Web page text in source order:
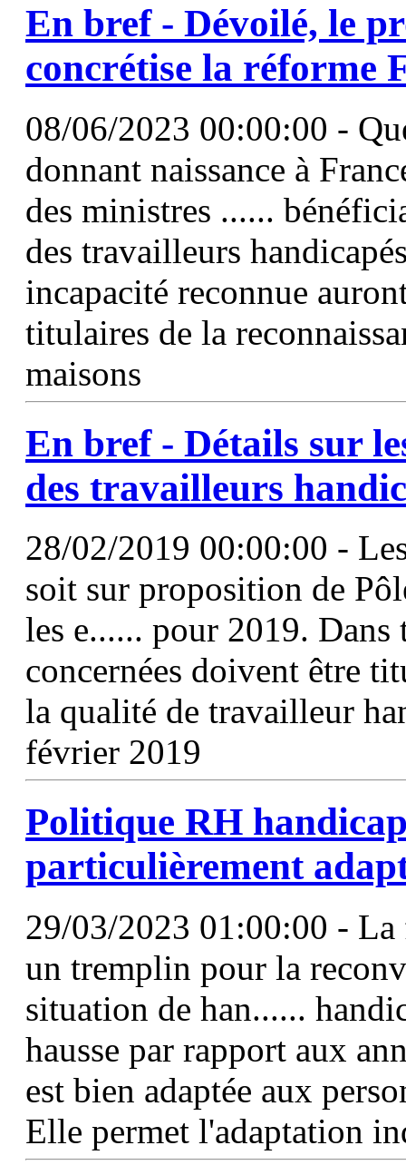
En bref - Dévoilé, le
concrétise la réforme
08/06/2023 00:00:00 -
donnant naissance à
des ministres ......
des travailleurs
incapacité reconnue
titulaires de la
maisons
En bref - Détails sur
des travailleurs
28/02/2019 00:00:00 -
soit sur proposition de
les e...... pour 2019. Dans
concernées doivent être
la qualité de travailleur
février 2019
Politique RH
particulièrement
29/03/2023 01:00:00 -
un tremplin pour la
situation de han......
hausse par rapport aux
est bien adaptée aux
Elle permet l'adaptation